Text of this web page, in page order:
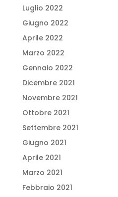
Luglio 2022
Giugno 2022
Aprile 2022
Marzo 2022
Gennaio 2022
Dicembre 2021
Novembre 2021
Ottobre 2021
Settembre 2021
Giugno 2021
Aprile 2021
Marzo 2021
Febbraio 2021